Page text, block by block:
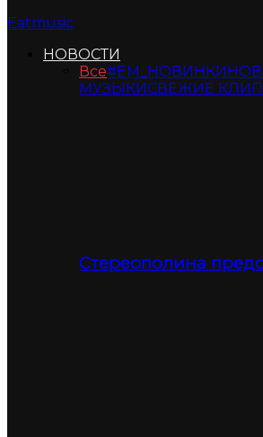
Eatmusic
НОВОСТИ
Все#ЕМ_НОВИНКИ
МУЗЫКИСВЕЖИЕ
Стереополина